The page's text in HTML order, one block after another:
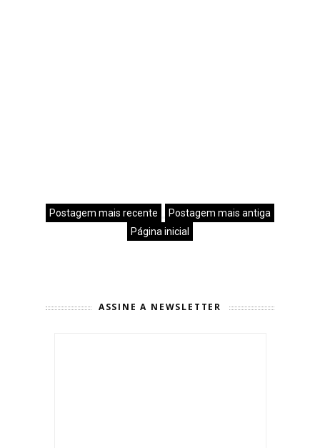
Postagem mais recente
Postagem mais antiga
Página inicial
ASSINE A NEWSLETTER